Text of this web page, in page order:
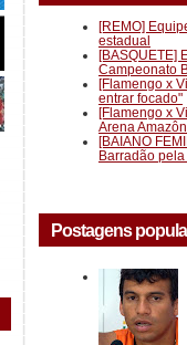
[REMO]
estadual
[BASQUETE]
Campeonato
[Flamengo x
entrar focado"
[Flamengo x
Arena
[BAIANO
Barradão
Postagens